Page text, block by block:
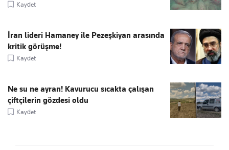
Kaydet
İran lideri Hamaney ile Pezeşkiyan arasında
kritik görüşme!
Kaydet
Ne su ne ayran! Kavurucu sıcakta çalışan
çiftçilerin gözdesi oldu
Kaydet